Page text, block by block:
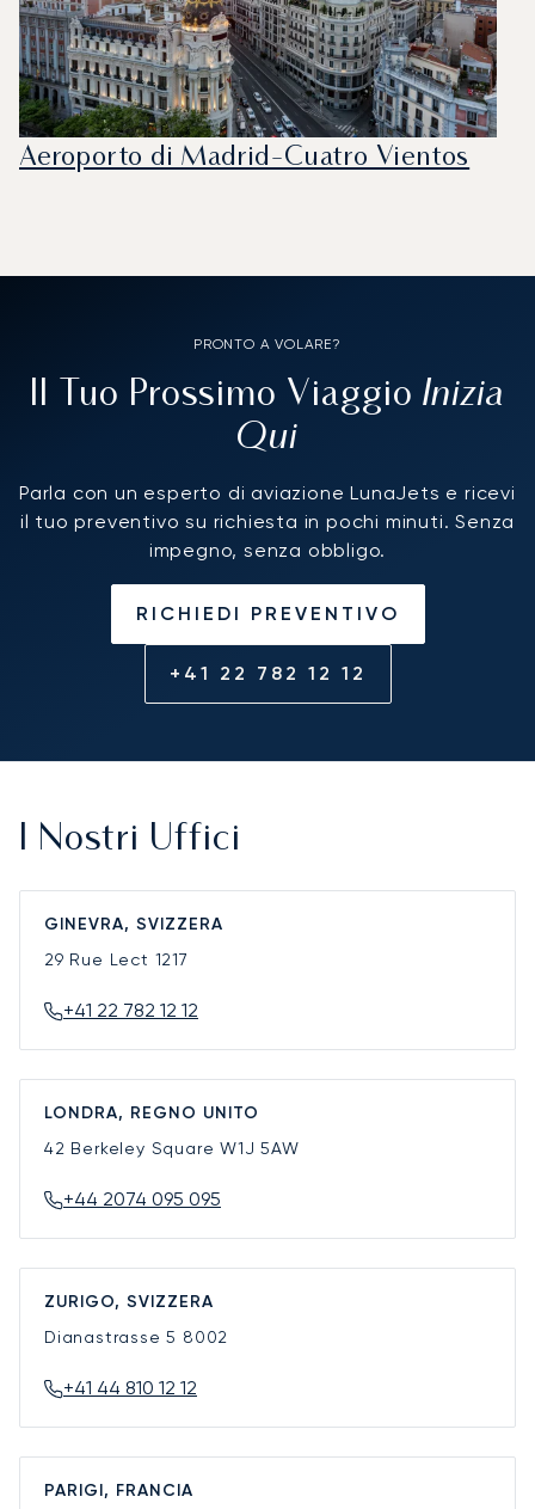
Aeroporto di Madrid-Cuatro Vientos
PRONTO A VOLARE?
Il Tuo Prossimo Viaggio Inizia
Qui
Parla con un esperto di aviazione LunaJets e ricevi
il tuo preventivo su richiesta in pochi minuti. Senza
impegno, senza obbligo.
RICHIEDI PREVENTIVO
+41 22 782 12 12
I Nostri Uffici
GINEVRA, SVIZZERA
29 Rue Lect 1217
+41 22 782 12 12
LONDRA, REGNO UNITO
42 Berkeley SquareW1J 5AW
+44 2074 095 095
ZURIGO, SVIZZERA
Dianastrasse 5 8002
+41 44 810 12 12
PARIGI, FRANCIA